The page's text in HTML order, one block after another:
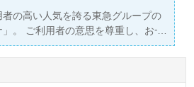
の高い人気を誇る東急グループの
。 ご利用者の意思を尊重し、お一
ービスのご提供を目指し、メンバ
お気軽にお問い合わせください♪